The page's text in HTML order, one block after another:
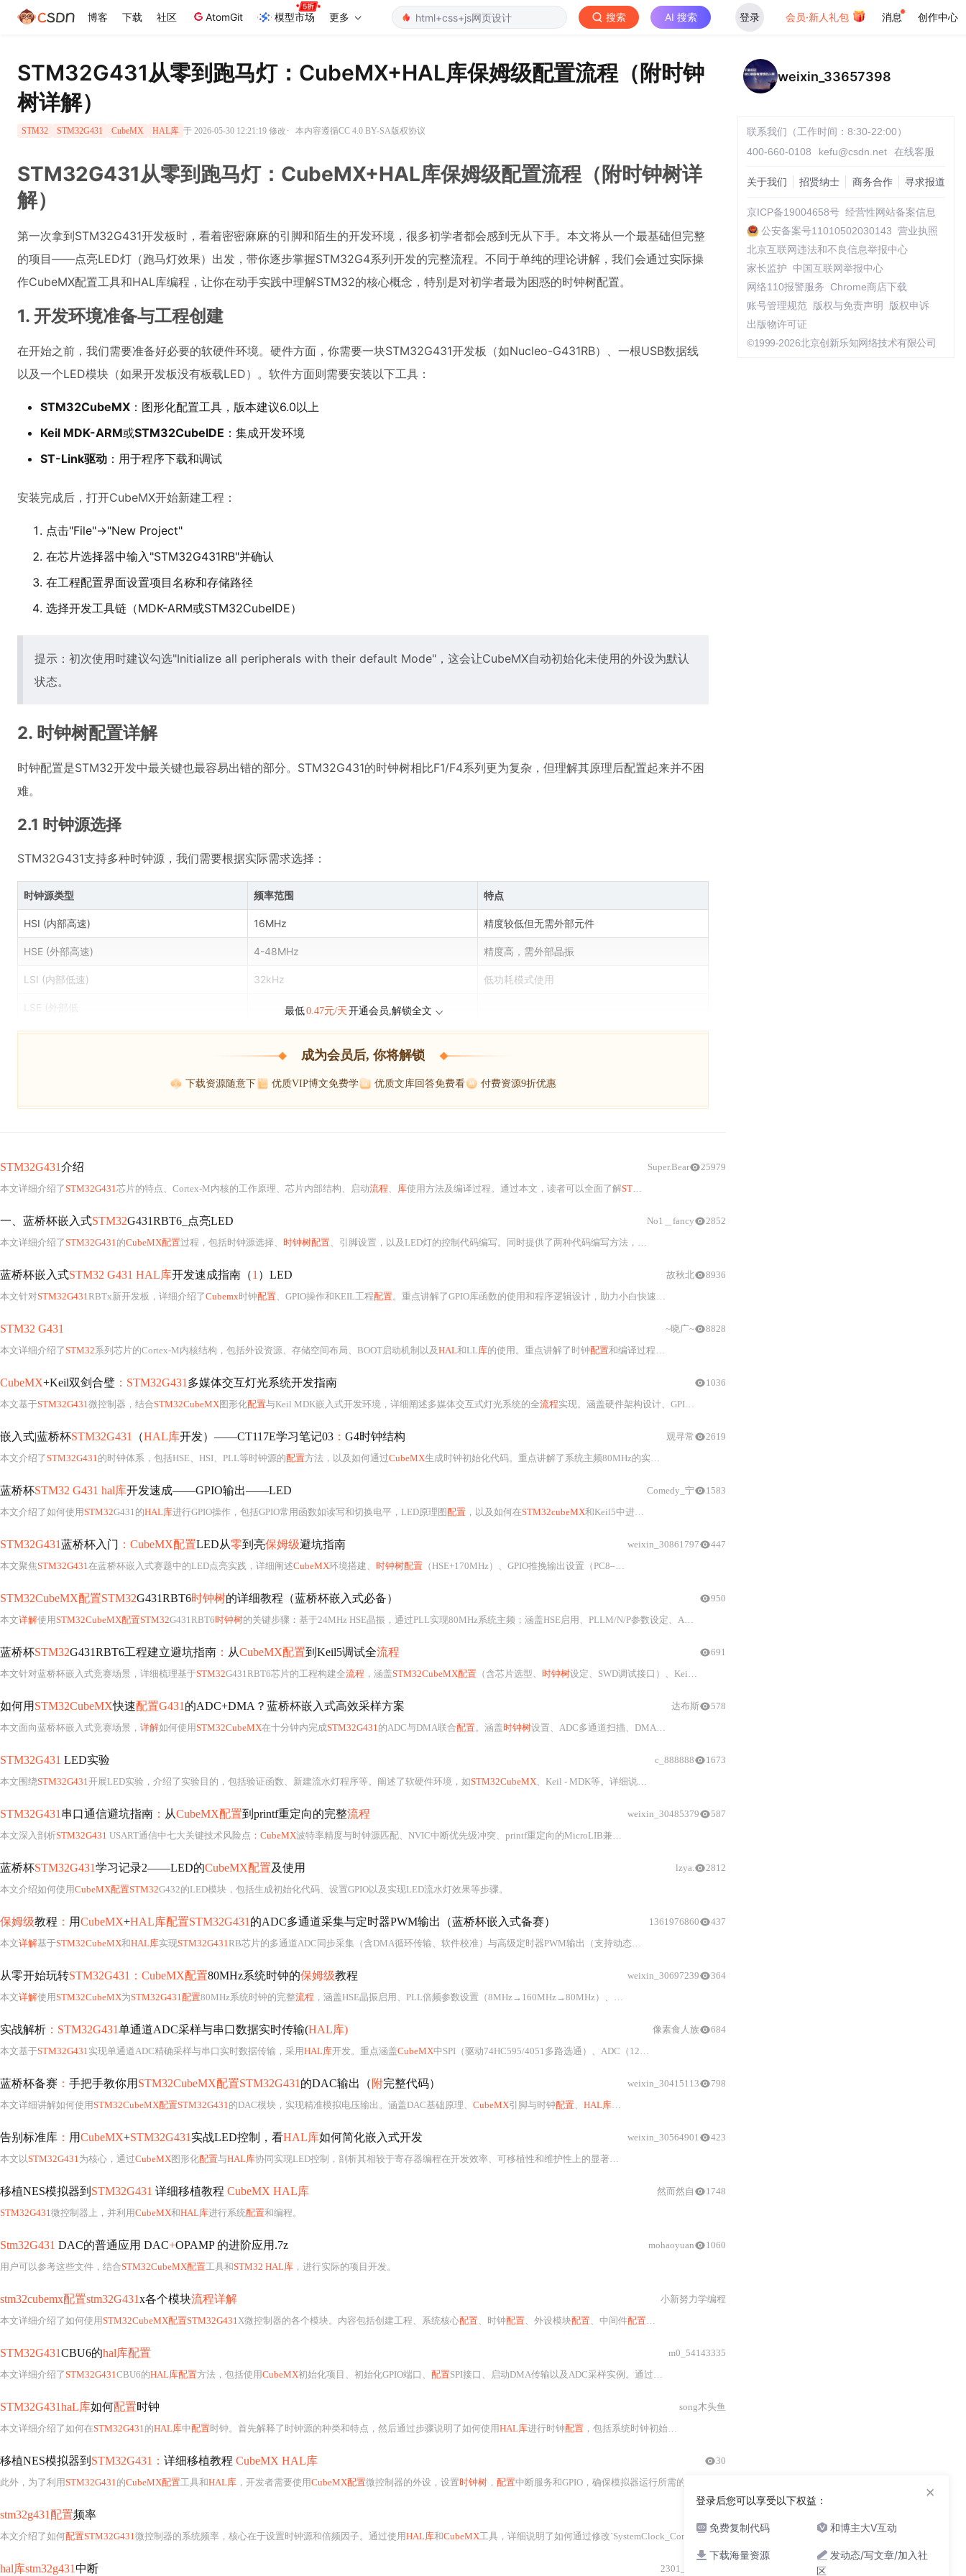
博客 下载 社区 AtomGit 模型市场 更多 搜索 AI 搜索 登录 会员·新人礼包 消息 创作中心
STM32G431从零到跑马灯：CubeMX+HAL库保姆级配置流程（附时钟
树详解）
STM32 STM32G431 CubeMX HAL库 于 2026-05-30 12:21:19 修改· 本内容遵循CC 4.0 BY-SA版权协议
STM32G431从零到跑马灯：CubeMX+HAL库保姆级配置流程（附时钟树详
解）
第一次拿到STM32G431开发板时，看着密密麻麻的引脚和陌生的开发环境，很多初学者都会感到无从下手。本文将从一个最基础但完整
的项目——点亮LED灯（跑马灯效果）出发，带你逐步掌握STM32G4系列开发的完整流程。不同于单纯的理论讲解，我们会通过实际操
作CubeMX配置工具和HAL库编程，让你在动手实践中理解STM32的核心概念，特别是对初学者最为困惑的时钟树配置。
1. 开发环境准备与工程创建
在开始之前，我们需要准备好必要的软硬件环境。硬件方面，你需要一块STM32G431开发板（如Nucleo-G431RB）、一根USB数据线
以及一个LED模块（如果开发板没有板载LED）。软件方面则需要安装以下工具：
STM32CubeMX ：图形化配置工具，版本建议6.0以上
Keil MDK-ARM或STM32CubeIDE ：集成开发环境
ST-Link驱动 ：用于程序下载和调试
安装完成后，打开CubeMX开始新建工程：
点击"File"→"New Project"
在芯片选择器中输入"STM32G431RB"并确认
在工程配置界面设置项目名称和存储路径
选择开发工具链（MDK-ARM或STM32CubeIDE）
提示：初次使用时建议勾选"Initialize all peripherals with their default Mode"，这会让CubeMX自动初始化未使用的外设为默认
状态。
2. 时钟树配置详解
时钟配置是STM32开发中最关键也最容易出错的部分。STM32G431的时钟树相比F1/F4系列更为复杂，但理解其原理后配置起来并不困
难。
2.1 时钟源选择
STM32G431支持多种时钟源，我们需要根据实际需求选择：
时钟源类型 频率范围 特点
HSI (内部高速) 16MHz 精度较低但无需外部元件
HSE (外部高速) 4-48MHz 精度高，需外部晶振
LSI (内部低速) 32kHz 低功耗模式使用
LSE (外部低 最低0.47元/天 开通会员,解锁全文
成为会员后, 你将解锁
下载资源随意下 优质VIP博文免费学 优质文库回答免费看 付费资源9折优惠
STM32G431介绍
本文详细介绍了STM32G431芯片的特点、Cortex-M内核的工作原理、芯片内部结构、启动流程、 库使用方法及编译过程。通过本文，读者可以全面了解STM32G431
Super.Bear 25979
一、蓝桥杯嵌入式STM32G431RBT6_点亮LED
本文详细介绍了STM32G431的CubeMX配置过程，包括时钟源选择、 时钟树配置、引脚设置，以及LED灯的控制代码编写。同时提供了两种代码编写方法，包括在
No1＿fancy 2852
蓝桥杯嵌入式STM32 G431 HAL库开发速成指南（1 ）LED
本文针对STM32G431RBTx新开发板，详细介绍了Cubemx时钟配置、GPIO操作和KEIL工程配置。重点讲解了GPIO库函数的使用和程序逻辑设计，助力小白快速入门嵌入式编程。
故秋北 8936
STM32 G431
本文详细介绍了STM32系列芯片的Cortex-M内核结构，包括外设资源、存储空间布局、BOOT启动机制以及HAL和LL库的使用。重点讲解了时钟配置和编译过程，旨在帮助开发者理解和使用这些技术。,
~晓广~ 8828
CubeMX+Keil双剑合璧 ：STM32G431 多媒体交互灯光系统开发指南
本文基于STM32G431微控制器，结合STM32CubeMX图形化配置与Keil MDK嵌入式开发环境，详细阐述多媒体交互式灯光系统的全流程实现。涵盖硬件架构设计、GPIO与定时器外设
1036
嵌入式|蓝桥杯STM32G431 （HAL库开发）——CT117E学习笔记03 ： G4时钟结构
本文介绍了STM32G431的时钟体系，包括HSE、HSI、PLL等时钟源的配置方法，以及如何通过CubeMX生成时钟初始化代码。重点讲解了系统主频80MHz的实现方式，并分析了APB1/APB2总线对不同外设的时钟分配机制。
观寻常 2619
蓝桥杯STM32 G431 hal库开发速成——GPIO输出——LED
本文介绍了如何使用STM32G431的HAL库进行GPIO操作，包括GPIO常用函数如读写和切换电平，LED原理图配置 ，以及如何在STM32cubeMX和Keil5中进行时钟
Comedy_宁 1583
STM32G431蓝桥杯入门 ：CubeMX配置LED从零到亮保姆级避坑指南
本文聚焦STM32G431在蓝桥杯嵌入式赛题中的LED点亮实践，详细阐述CubeMX环境搭建、 时钟树配置 （HSE+170MHz）、GPIO推挽输出设置（PC8–PC15/PD2）、74HC573锁存器三步操作机制、
weixin_30861797 447
STM32CubeMX配置STM32G431RBT6时钟树的详细教程（蓝桥杯嵌入式必备）
本文详解使用STM32CubeMX配置STM32G431RBT6时钟树的关键步骤 ： 基于24MHz HSE晶振，通过PLL实现80MHz系统主频；涵盖HSE启用、PLLM/N/P参数设定、AHB/APB总线分频策略及外设时钟门控优化；强调Keil MDK工程适配要点与调试接口
950
蓝桥杯STM32G431RBT6工程建立避坑指南 ： 从CubeMX配置到Keil5调试全流程
本文针对蓝桥杯嵌入式竞赛场景，详细梳理基于STM32G431RBT6芯片的工程构建全流程 ，涵盖STM32CubeMX配置 （含芯片选型、 时钟树设定、SWD调试接口）、Keil5工程搭建（设备设置、Flash算法加载、CMSIS-DAP调试
691
如何用 STM32CubeMX快速配置G431 的ADC+DMA？蓝桥杯嵌入式高效采样方案
本文面向蓝桥杯嵌入式竞赛场景， 详解如何使用STM32CubeMX在十分钟内完成STM32G431的ADC与DMA联合配置。涵盖时钟树设置、ADC多通道扫描、DMA循环模式启用、缓冲区定义及非阻塞数据处理等关键技术点，并强调DMA对CPU资源释放的核心价值。内容聚焦
达布斯 578
STM32G431 LED实验
本文围绕STM32G431开展LED实验，介绍了实验目的，包括验证函数、新建流水灯程序等。阐述了软硬件环境，如STM32CubeMX、Keil - MDK等。详细说明了项目实现过程，含新建工程、调试下载代码等。最终实验效果良好，验证了相关函数和流水灯花式，不过逻辑程序仍有优化空间。
c_888888 1673
STM32G431 串口通信避坑指南 ： 从CubeMX配置到printf重定向的完整流程
本文深入剖析STM32G431 USART通信中七大关键技术风险点 ：CubeMX波特率精度与时钟源匹配、NVIC中断优先级冲突、printf重定向的MicroLIB兼容性及缓冲区溢出、单字节中断接收缺陷、环形缓冲区设计、电平转换芯片选型与PCB抗干扰布局、DMA双缓冲与零拷贝优化。涵盖
weixin_30485379 587
蓝桥杯STM32G431学习记录2——LED的CubeMX配置及使用
本文介绍如何使用CubeMX配置STM32G432的LED模块，包括生成初始化代码、设置GPIO以及实现LED流水灯效果等步骤。
lzya. 2812
保姆级教程 ： 用CubeMX+HAL库配置STM32G431 的ADC多通道采集与定时器PWM输出（蓝桥杯嵌入式备赛）
本文详解基于STM32CubeMX和HAL库实现STM32G431RB芯片的多通道ADC同步采集（含DMA循环传输、软件校准）与高级定时器PWM输出（支持动态调频调占空比），涵盖
1361976860 437
从零开始玩转STM32G431：CubeMX配置80MHz系统时钟的保姆级教程
本文详解使用STM32CubeMX为STM32G431配置80MHz系统时钟的完整流程 ，涵盖HSE晶振启用、PLL倍频参数设置（8MHz→160MHz→80MHz）、AHB/APB分频
weixin_30697239 364
实战解析 ：STM32G431单通道ADC采样与串口数据实时传输(HAL库)
本文基于STM32G431实现单通道ADC精确采样与串口实时数据传输，采用HAL库开发。重点涵盖CubeMX中SPI（驱动74HC595/4051多路选通）、ADC（12位、软件触发、校准）及USART（115200bps）的协同
像素食人族 684
蓝桥杯备赛 ： 手把手教你用 STM32CubeMX配置STM32G431 的DAC输出（ 附完整代码）
本文详细讲解如何使用STM32CubeMX配置STM32G431的DAC模块，实现精准模拟电压输出。涵盖DAC基础原理、 CubeMX引脚与时钟配置、 HAL库驱动代码实现（含12位数值转电压公式）、硬件验证方法及蓝桥杯嵌入式赛项常见
weixin_30415113 798
告别标准库 ： 用CubeMX+STM32G431 实战LED控制，看HAL库如何简化嵌入式开发
本文以STM32G431为核心，通过CubeMX图形化配置与HAL库协同实现LED控制，剖析其相较于寄存器编程在开发效率、可移植性和维护性上的显著优势；重点涵盖GPIO初始化、代码生成机制、
weixin_30564901 423
移植NES模拟器到 STM32G431 详细移植教程 CubeMX HAL库
STM32G431微控制器上，并利用CubeMX和HAL库进行系统配置和编程。
然而然自 1748
Stm32G431 DAC的普通应用 DAC+OPAMP 的进阶应用.7z
用户可以参考这些文件，结合STM32CubeMX配置工具和STM32 HAL库 ，进行实际的项目开发。
mohaoyuan 1060
stm32cubemx配置stm32G431x各个模块流程详解
本文详细介绍了如何使用STM32CubeMX配置STM32G431X微控制器的各个模块。内容包括创建工程、系统核心配置、时钟配置、外设模块配置、中间件配置、代码生成以及应用开发等步骤。每个步骤都提供了清晰的说明和代码示例
小新努力学编程
STM32G431CBU6的hal库配置
本文详细介绍了STM32G431CBU6的HAL库配置方法，包括使用CubeMX初始化项目、初始化GPIO端口、 配置SPI接口、启动DMA传输以及ADC采样实例。通过图形界面工具
m0_54143335
STM32G431haL库如何配置时钟
本文详细介绍了如何在STM32G431的HAL库中配置时钟。首先解释了时钟源的种类和特点，然后通过步骤说明了如何使用HAL库进行时钟配置 ，包括系统时钟初始化函数的编写和关键参数的设置。最后，提供了验证时钟
song木头鱼
移植NES模拟器到 STM32G431： 详细移植教程 CubeMX HAL库
此外，为了利用STM32G431的CubeMX配置工具和HAL库 ，开发者需要使用CubeMX配置微控制器的外设，设置时钟树 ， 配置中断服务和GPIO，确保模拟器运行所需的外设能被正确初始化。
30
stm32g431配置频率
本文介绍了如何配置STM32G431微控制器的系统频率，核心在于设置时钟源和倍频因子。通过使用HAL库和CubeMX工具，详细说明了如何通过修改`SystemClock_Config`函数来自定义 时钟树 ，包括启用外部高速晶体振荡器
hal库stm32g431中断 2301_79289474
weixin_33657398
联系我们（工作时间：8:30-22:00）
400-660-0108
kefu@csdn.net 在线客服
关于我们 招贤纳士 商务合作 寻求报道
京ICP备19004658号 经营性网站备案信息
公安备案号11010502030143 营业执照
北京互联网违法和不良信息举报中心
家长监护
中国互联网举报中心
网络110报警服务 Chrome商店下载
账号管理规范
版权与免责声明
版权申诉
出版物许可证
©1999-2026北京创新乐知网络技术有限公司
登录后您可以享受以下权益：
免费复制代码 和博主大V互动
下载海量资源
发动态/写文章/加入社
区
×